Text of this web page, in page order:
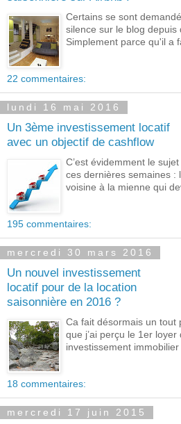
Certains se sont
silence sur le blog depuis
Simplement parce qu'il a
22 commentaires:
lundi 16 mai 2016
Un 3ème investissement locatif
avec un objectif de cashflow
C’est évidemment le
ces dernières semaines :
voisine à la mienne qui
195 commentaires:
mercredi 30 mars 2016
Un nouvel investissement
locatif pour de la location
saisonnière en 2016 ?
Ca fait désormais un tout
que j’ai perçu le 1er loyer
investissement immobilier
18 commentaires:
mercredi 17 juin 2015